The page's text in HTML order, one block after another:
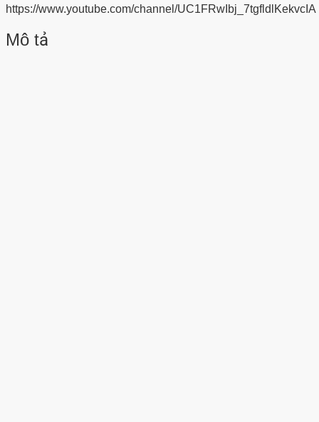
https://www.youtube.com/channel/UC1FRwIbj_7tgfldlKekvcIA
Mô tả